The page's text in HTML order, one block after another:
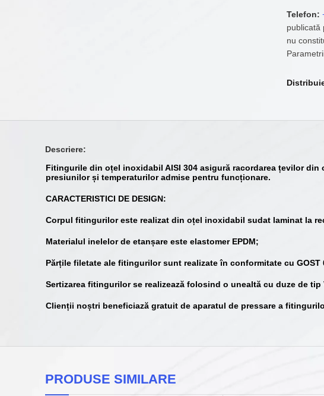
Telefon:
publicată
nu
Descriere:
Fitingurile din oțel inoxidabil AISI 304 asigură racordarea țevilor
presiunilor și temperaturilor admise pentru funcționare.
CARACTERISTICI DE DESIGN:
Corpul fitingurilor este realizat din oțel inoxidabil sudat laminat la
Materialul inelelor de etanșare este elastomer EPDM;
Părțile filetate ale fitingurilor sunt realizate în conformitate cu GOST
Sertizarea fitingurilor se realizează folosind o unealtă cu duze de tip
Clienții noștri beneficiază gratuit de aparatul de pressare a
PRODUSE SIMILARE